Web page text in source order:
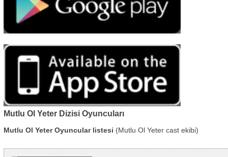
Mutlu Ol Yeter Dizisi Oyuncuları
Mutlu Ol Yeter Oyuncular listesi (Mutlu Ol Yeter cast ekibi)